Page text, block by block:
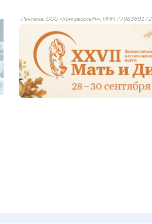
Реклама: ООО «Конгресслайн», ИНН 7708369172